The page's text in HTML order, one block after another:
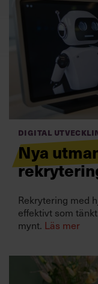
Annonsera
Om oss
Kontakta oss
Kundservice
Villkor och
Digital
Nya
Rekrytering med
effektivt som
mynt. Läs mer